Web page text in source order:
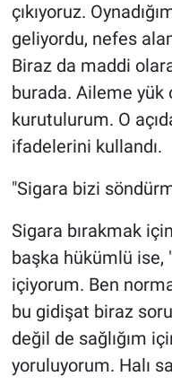
çıkıyoruz.
geliyordu, nefes
Biraz da maddi
burada. Aileme
kurutulurum. O
ifadelerini kullandı.
"Sigara bizi
Sigara bırakmak
başka hükümlü ise,
içiyorum. Ben
bu gidişat biraz
değil de sağlığım
yoruluyorum. Halı